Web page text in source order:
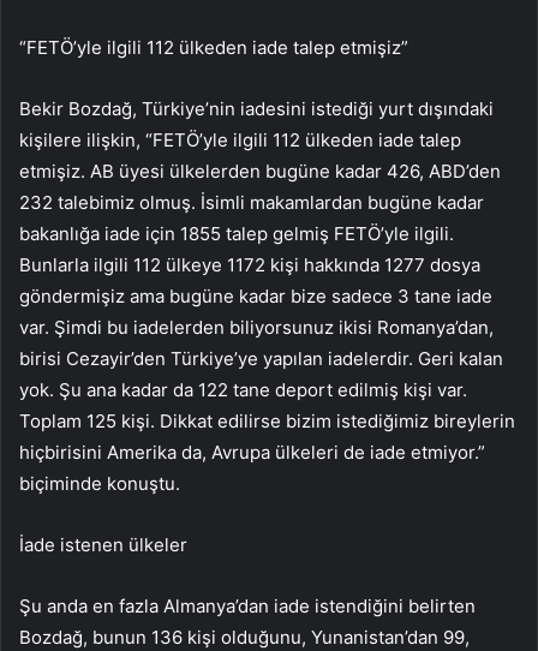
“FETÖ’yle ilgili 112 ülkeden iade talep etmişiz”
Bekir Bozdağ, Türkiye’nin iadesini istediği yurt dışındaki
kişilere ilişkin, “FETÖ’yle ilgili 112 ülkeden iade talep
etmişiz. AB üyesi ülkelerden bugüne kadar 426, ABD’den
232 talebimiz olmuş. İsimli makamlardan bugüne kadar
bakanlığa iade için 1855 talep gelmiş FETÖ’yle ilgili.
Bunlarla ilgili 112 ülkeye 1172 kişi hakkında 1277 dosya
göndermişiz ama bugüne kadar bize sadece 3 tane iade
var. Şimdi bu iadelerden biliyorsunuz ikisi Romanya’dan,
birisi Cezayir’den Türkiye’ye yapılan iadelerdir. Geri kalan
yok. Şu ana kadar da 122 tane deport edilmiş kişi var.
Toplam 125 kişi. Dikkat edilirse bizim istediğimiz bireylerin
hiçbirisini Amerika da, Avrupa ülkeleri de iade etmiyor.”
biçiminde konuştu.
İade istenen ülkeler
Şu anda en fazla Almanya’dan iade istendiğini belirten
Bozdağ, bunun 136 kişi olduğunu, Yunanistan’dan 99,